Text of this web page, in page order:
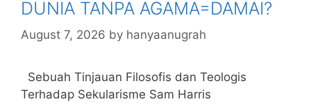
DUNIA TANPA AGAMA=DAMAI?
August 7, 2026 by hanyaanugrah
Sebuah Tinjauan Filosofis dan Teologis
Terhadap Sekularisme Sam Harris